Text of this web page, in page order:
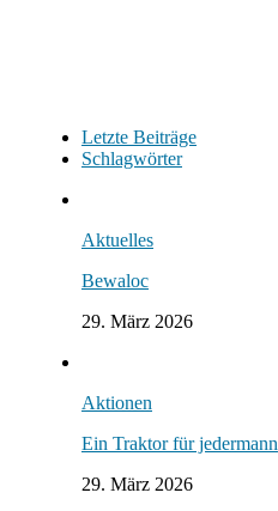
Letzte Beiträge
Schlagwörter
Aktuelles
Bewaloc
29. März 2026
Aktionen
Ein Traktor für jedermann
29. März 2026